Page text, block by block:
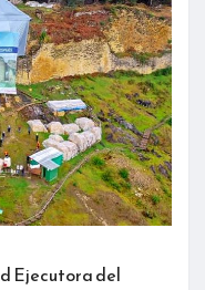
Ejecutora del